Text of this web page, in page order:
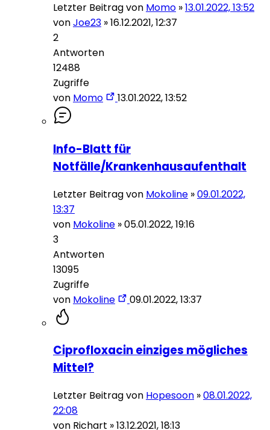
Letzter Beitrag von Momo »13.01.2022, 13:52
vonJoe23 »16.12.2021, 12:37
2
Antworten
12488
Zugriffe
von Momo 13.01.2022, 13:52
Info-Blatt für
Notfälle/Krankenhausaufenthalt
Letzter Beitrag von Mokoline »09.01.2022,
13:37
von Mokoline »05.01.2022, 19:16
3
Antworten
13095
Zugriffe
von Mokoline 09.01.2022, 13:37
Ciprofloxacin einziges mögliches
Mittel?
Letzter Beitrag von Hopesoon »08.01.2022,
22:08
von Richart »13.12.2021, 18:13